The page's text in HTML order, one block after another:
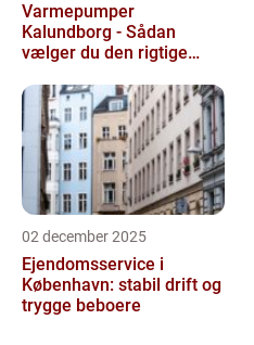
Varmepumper
Kalundborg - Sådan
vælger du den rigtige
02 december 2025
Ejendomsservice i
København: stabil drift og
trygge beboere